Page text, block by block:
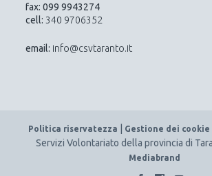
fax: 099 9943274
cell: 340 9706352
email: info@csvtaranto.it
Politica riservatezza Gestione dei cookie
Servizi Volontariato della provincia di
Mediabrand